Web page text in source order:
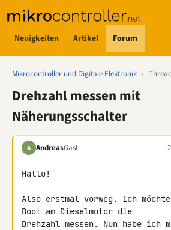
Neuigkeiten Artikel Forum
Mikrocontroller und Digitale Elektronik ›
Drehzahl messen mit
Näherungsschalter
A AndreasGast
Hallo!
Also erstmal vorweg. Ich
Boot am Dieselmotor die
Drehzahl messen. Nun habe ich